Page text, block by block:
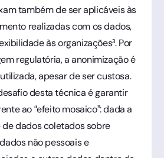
também de ser aplicáveis às
realizadas com os dados,
às organizações³. Por
regulatória, a anonimização é
apesar de ser custosa.
desta técnica é garantir
ao “efeito mosaico”: dada a
dados coletados sobre
não pessoais e